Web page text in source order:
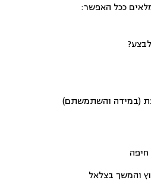
ככל האפשר:
(במידה והשתמשתם)
והמשך בצלאל